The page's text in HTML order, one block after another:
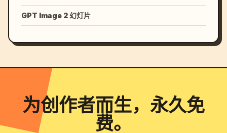
GPT Image 2 幻灯片
为创作者而生，永久免
费。